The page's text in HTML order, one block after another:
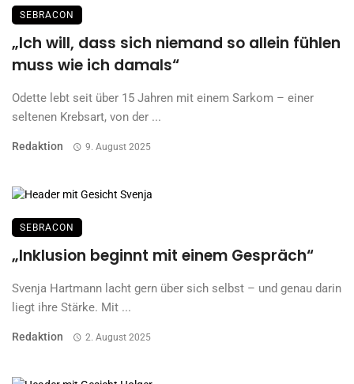
SEBRACON
„Ich will, dass sich niemand so allein fühlen
muss wie ich damals“
Odette lebt seit über 15 Jahren mit einem Sarkom – einer
seltenen Krebsart, von der ...
Redaktion 9. August 2025
SEBRACON
„Inklusion beginnt mit einem Gespräch“
Svenja Hartmann lacht gern über sich selbst – und genau darin
liegt ihre Stärke. Mit ...
Redaktion 2. August 2025